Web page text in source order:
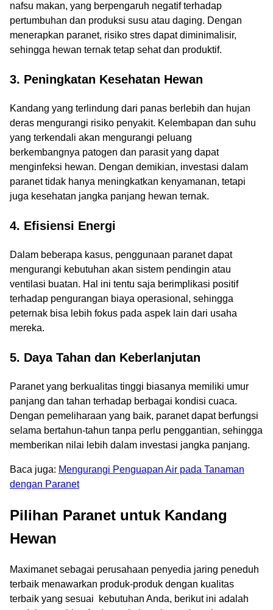
nafsu makan, yang berpengaruh negatif terhadap
pertumbuhan dan produksi susu atau daging. Dengan
menerapkan paranet, risiko stres dapat diminimalisir,
sehingga hewan ternak tetap sehat dan produktif.
3. Peningkatan Kesehatan Hewan
Kandang yang terlindung dari panas berlebih dan hujan
deras mengurangi risiko penyakit. Kelembapan dan suhu
yang terkendali akan mengurangi peluang
berkembangnya patogen dan parasit yang dapat
menginfeksi hewan. Dengan demikian, investasi dalam
paranet tidak hanya meningkatkan kenyamanan, tetapi
juga kesehatan jangka panjang hewan ternak.
4. Efisiensi Energi
Dalam beberapa kasus, penggunaan paranet dapat
mengurangi kebutuhan akan sistem pendingin atau
ventilasi buatan. Hal ini tentu saja berimplikasi positif
terhadap pengurangan biaya operasional, sehingga
peternak bisa lebih fokus pada aspek lain dari usaha
mereka.
5. Daya Tahan dan Keberlanjutan
Paranet yang berkualitas tinggi biasanya memiliki umur
panjang dan tahan terhadap berbagai kondisi cuaca.
Dengan pemeliharaan yang baik, paranet dapat berfungsi
selama bertahun-tahun tanpa perlu penggantian, sehingga
memberikan nilai lebih dalam investasi jangka panjang.
Baca juga: Mengurangi Penguapan Air pada Tanaman
dengan Paranet
Pilihan Paranet untuk Kandang
Hewan
Maximanet sebagai perusahaan penyedia jaring peneduh
terbaik menawarkan produk-produk dengan kualitas
terbaik yang sesuai kebutuhan Anda, berikut ini adalah